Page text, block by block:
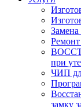
Замена
при
ЧИП
замку